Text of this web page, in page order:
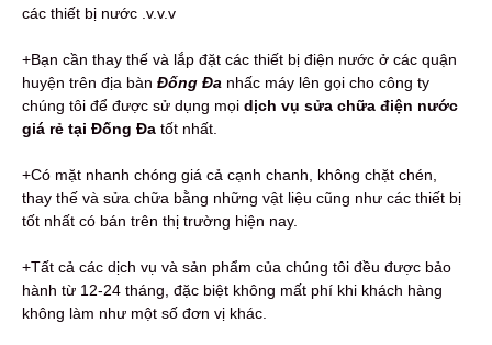
các thiết bị nước .v.v.v
+Bạn cần thay thế và lắp đặt các thiết bị điện nước ở các quận
huyện trên địa bàn Đống Đa nhấc máy lên gọi cho công ty
chúng tôi để được sử dụng mọi dịch vụ sửa chữa điện nước
giá rẻ tại Đống Đa tốt nhất.
+Có mặt nhanh chóng giá cả cạnh chanh, không chặt chén,
thay thế và sửa chữa bằng những vật liệu cũng như các thiết bị
tốt nhất có bán trên thị trường hiện nay.
+Tất cả các dịch vụ và sản phẩm của chúng tôi đều được bảo
hành từ 12-24 tháng, đặc biệt không mất phí khi khách hàng
không làm như một số đơn vị khác.